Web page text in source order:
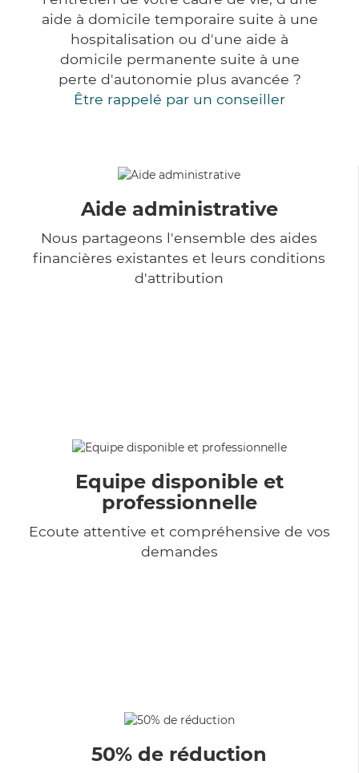
aide à domicile temporaire suite à une
hospitalisation ou d'une aide à
domicile permanente suite à une
perte d'autonomie plus avancée ?
Être rappelé par un conseiller
Aide administrative
Nous partageons l'ensemble des aides
financières existantes et leurs conditions
d'attribution
Equipe disponible et
professionnelle
Ecoute attentive et compréhensive de vos
demandes
50% de réduction